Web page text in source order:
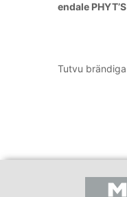
endale PHYT’S
Tutvu brändiga